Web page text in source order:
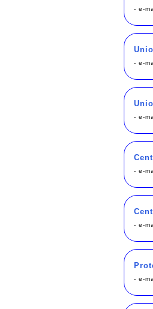
- e-
- e-
- e-
- e-
- e-
- e-